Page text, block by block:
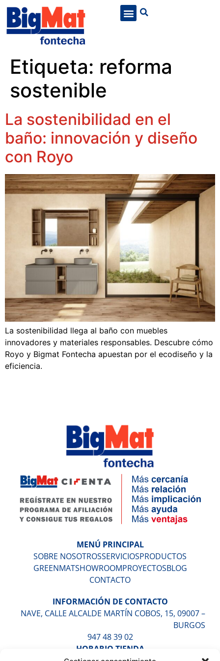
Etiqueta: reforma
sostenible
La sostenibilidad en el
baño: innovación y diseño
con Royo
La sostenibilidad llega al baño con muebles
innovadores y materiales responsables. Descubre cómo
Royo y Bigmat Fontecha apuestan por el ecodiseño y la
eficiencia.
MENÚ PRINCIPAL
SOBRE NOSOTROSSERVICIOSPRODUCTOS
GREENMATSHOWROOMPROYECTOSBLOG
CONTACTO
INFORMACIÓN DE CONTACTO
NAVE, CALLE ALCALDE MARTÍN COBOS, 15, 09007 –
BURGOS
947 48 39 02
HORARIO TIENDA